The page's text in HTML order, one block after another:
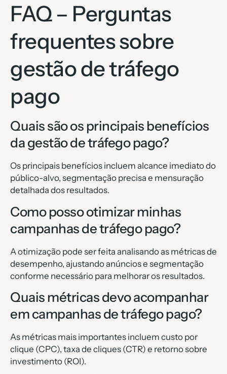
FAQ – Perguntas
frequentes sobre
gestão de tráfego
pago
Quais são os principais benefícios
da gestão de tráfego pago?
Os principais benefícios incluem alcance imediato do
público-alvo, segmentação precisa e mensuração
detalhada dos resultados.
Como posso otimizar minhas
campanhas de tráfego pago?
A otimização pode ser feita analisando as métricas de
desempenho, ajustando anúncios e segmentação
conforme necessário para melhorar os resultados.
Quais métricas devo acompanhar
em campanhas de tráfego pago?
As métricas mais importantes incluem custo por
clique (CPC), taxa de cliques (CTR) e retorno sobre
investimento (ROI).